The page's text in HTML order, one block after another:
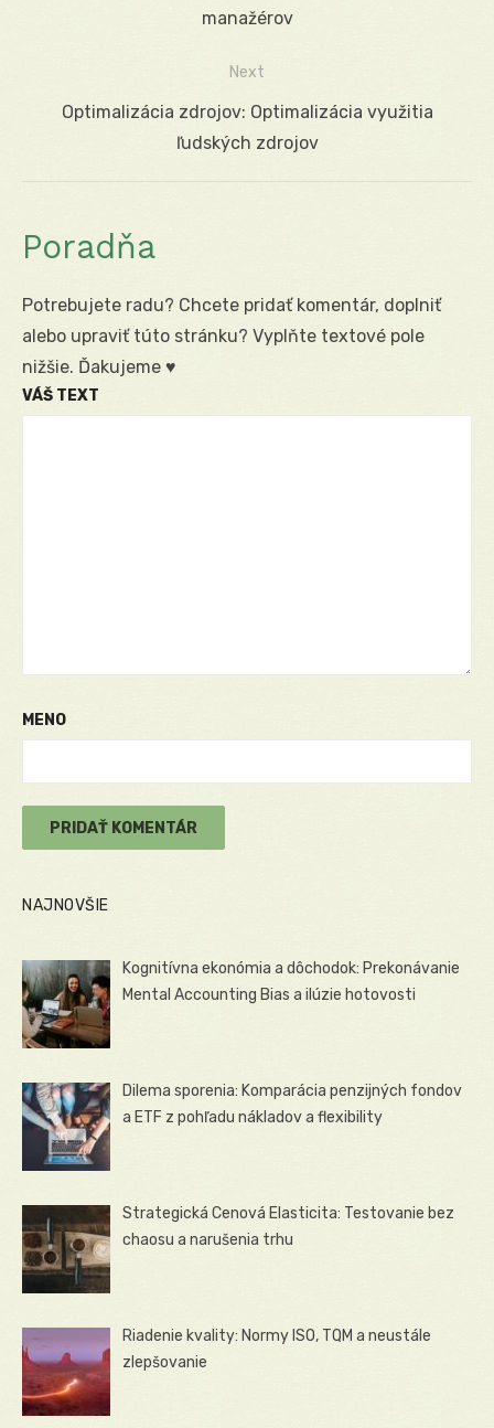
manažérov
Next
NextOptimalizácia zdrojov: Optimalizácia využitia
ľudských zdrojov
Poradňa
Potrebujete radu? Chcete pridať komentár, doplniť
alebo upraviť túto stránku? Vyplňte textové pole
nižšie. Ďakujeme ♥
VÁŠ TEXT
MENO
NAJNOVŠIE
Kognitívna ekonómia a dôchodok: Prekonávanie
Mental Accounting Bias a ilúzie hotovosti
Dilema sporenia: Komparácia penzijných fondov
a ETF z pohľadu nákladov a flexibility
Strategická Cenová Elasticita: Testovanie bez
chaosu a narušenia trhu
Riadenie kvality: Normy ISO, TQM a neustále
zlepšovanie